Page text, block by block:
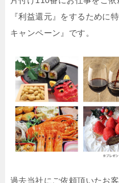
『利益還元』をするために
キャンペーン』です。
過去当社にご依頼頂いたお